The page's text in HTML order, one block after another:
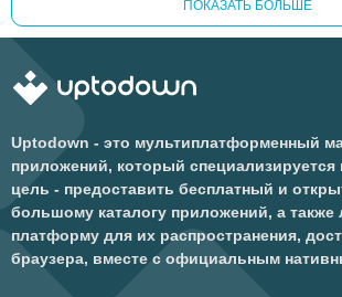
ПОКАЗАТЬ БОЛЬШЕ
Uptodown - это мультиплатформенный
приложений, который
цель - предоставить бесплатный и
большому каталогу приложений, а также
платформу для их распространения,
браузера, вместе с официальным